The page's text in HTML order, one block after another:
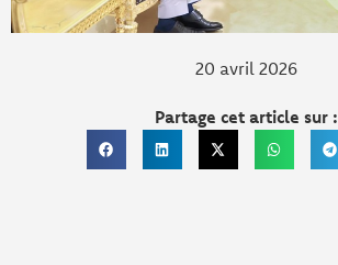
20 avril 2026
Partage cet article sur :